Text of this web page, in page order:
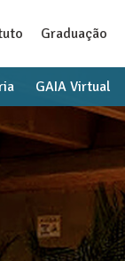
Graduação
GAIA Virtual